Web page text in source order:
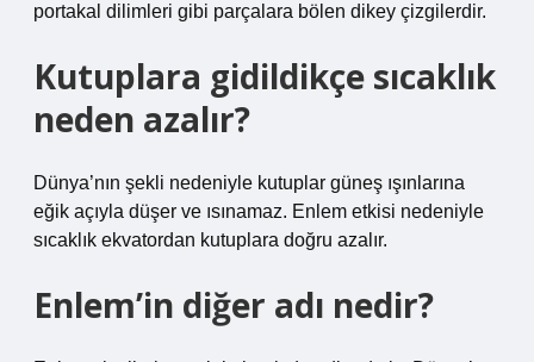
portakal dilimleri gibi parçalara bölen dikey çizgilerdir.
Kutuplara gidildikçe sıcaklık
neden azalır?
Dünya’nın şekli nedeniyle kutuplar güneş ışınlarına
eğik açıyla düşer ve ısınamaz. Enlem etkisi nedeniyle
sıcaklık ekvatordan kutuplara doğru azalır.
Enlem’in diğer adı nedir?